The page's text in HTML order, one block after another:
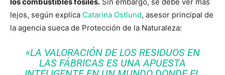
lejos, según explica Catarina Ostlund, asesor principal de
la agencia sueca de Protección de la Naturaleza:
«LA VALORACIÓN DE LOS RESIDUOS EN
LAS FÁBRICAS ES UNA APUESTA